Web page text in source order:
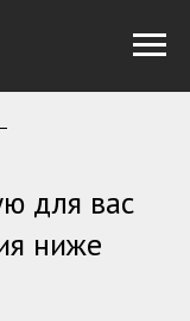
для вас
ниже